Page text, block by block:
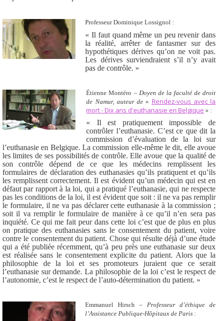
Professeur Dominique Lossignol :
« Il faut quand même un peu revenir dans
la réalité, arrêter de fantasmer sur des
hypothétiques dérives qu’on ne voit pas.
Les dérives surviendraient s’il n’y avait
pas de contrôle. »
Étienne Montéro – Doyen de la faculté de droit
de Namur, auteur de« Rendez-vous avec la
mort - Dix ans d'euthanasie en Belgique » :
« Il est pratiquement impossible de
contrôler l’euthanasie. C’est ce que dit la
commission d’évaluation de la loi sur
l’euthanasie en Belgique. La commission elle-même le dit, elle avoue
les limites de ses possibilités de contrôle. Elle avoue que la qualité de
son contrôle dépend de ce que les médecins remplissent les
formulaires de déclaration des euthanasies qu’ils pratiquent et qu’ils
les remplissent correctement. Il est évident qu’un médecin qui est en
défaut par rapport à la loi, qui a pratiqué l’euthanasie, qui ne respecte
pas les conditions de la loi, il est évident que soit : il ne va pas remplir
le formulaire, il ne va pas déclarer cette euthanasie à la commission ;
soit il va remplir le formulaire de manière à ce qu’il n’en sera pas
inquiété. Ce qui me fait peur dans cette loi c’est que de plus en plus
on pratique des euthanasies sans le consentement du patient, voire
contre le consentement du patient. Chose qui résulte déjà d’une étude
qui a été publiée récemment, qu’à peu près une euthanasie sur deux
est réalisée sans le consentement explicite du patient. Alors que la
philosophie de la loi et ses promoteurs juraient que ce serait
l’euthanasie sur demande. La philosophie de la loi c’est le respect de
l’autonomie, c’est le respect de l’auto-détermination du patient. »
Emmanuel Hirsch –Professeur d’éthique de
l’Assistance Publique-Hôpitaux de Paris :